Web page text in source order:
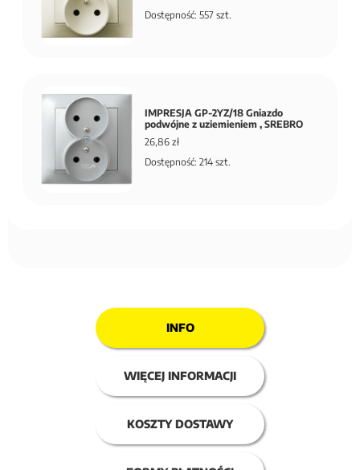
Dostępność: 557 szt.
IMPRESJA GP-2YZ/18 Gniazdo
podwójne z uziemieniem , SREBRO
26,86 zł
Dostępność: 214 szt.
INFO
WIĘCEJ INFORMACJI
KOSZTY DOSTAWY